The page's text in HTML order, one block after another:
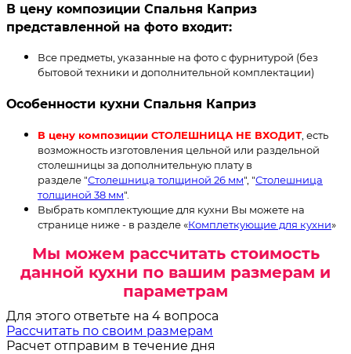
В цену композиции Спальня Каприз
представленной на фото входит:
Все предметы, указанные на фото с фурнитурой (без
бытовой техники и дополнительной комплектации)
Особенности кухни Спальня Каприз
В цену композиции СТОЛЕШНИЦА НЕ ВХОДИТ, есть
возможность изготовления цельной или раздельной
столешницы за дополнительную плату в
разделе "Столешница толщиной 26 мм", "Столешница
толщиной 38 мм".
Выбрать комплектующие для кухни Вы можете на
странице ниже - в разделе «Комплеткующие для кухни»
Мы можем рассчитать стоимость
данной кухни по вашим размерам и
параметрам
Для этого ответьте на 4 вопроса
Рассчитать по своим размерам
Расчет отправим в течение дня